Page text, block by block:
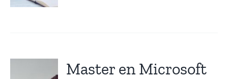
Master en Microsoft